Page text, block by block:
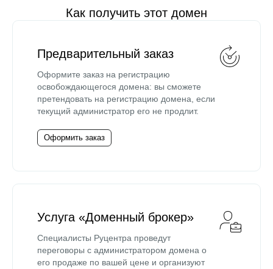
Как получить этот домен
Предварительный заказ
Оформите заказ на регистрацию
освобождающегося домена: вы сможете
претендовать на регистрацию домена, если
текущий администратор его не продлит.
Оформить заказ
Услуга «Доменный брокер»
Специалисты Руцентра проведут
переговоры с администратором домена о
его продаже по вашей цене и организуют